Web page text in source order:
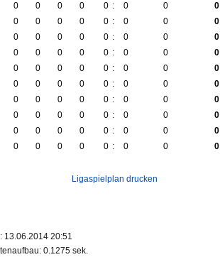
0 0 0 0 0 : 0 0
0
0 0 0 0 0 : 0 0
0
0 0 0 0 0 : 0 0
0
0 0 0 0 0 : 0 0
0
0 0 0 0 0 : 0 0
0
0 0 0 0 0 : 0 0
0
0 0 0 0 0 : 0 0
0
0 0 0 0 0 : 0 0
0
0 0 0 0 0 : 0 0
0
0 0 0 0 0 : 0 0 0
Ligaspielplan drucken
13.06.2014 20:51
0.1275 sek.